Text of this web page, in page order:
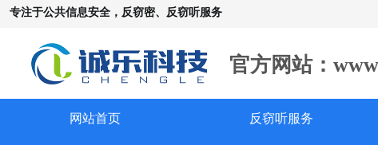
专注于公共信息安全，反窃密、反窃听服务
官方网站：
网站首页 反窃听服务
怀疑自己被窃听该怎么办？
反窃听中有哪些常见的误区